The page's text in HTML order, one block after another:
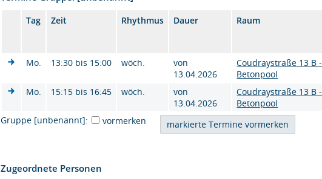
Tag Zeit Rhythmus Dauer Raum
Mo.
13:30 bis 15:00 wöch.
von
13.04.2026
Coudraystraße 13 B -
Betonpool
Mo. 15:15 bis 16:45 wöch.
von
13.04.2026
Coudraystraße 13 B -
Betonpool
Gruppe [unbenannt]:
vormerken
Zugeordnete Personen